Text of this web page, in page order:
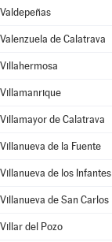
Valdepeñas
Valenzuela de Calatrava
Villahermosa
Villamanrique
Villamayor de Calatrava
Villanueva de la Fuente
Villanueva de los Infantes
Villanueva de San Carlos
Villar del Pozo